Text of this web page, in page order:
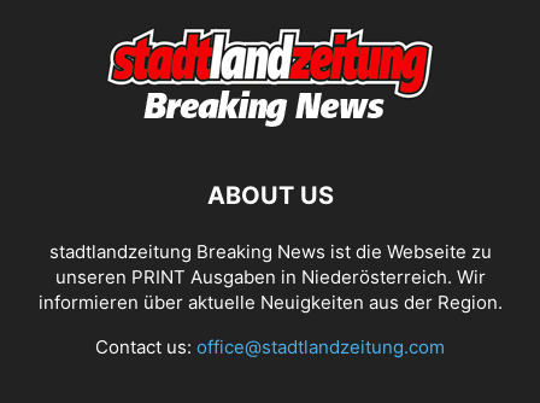
ABOUT US
stadtlandzeitung Breaking News ist die Webseite zu
unseren PRINT Ausgaben in Niederösterreich. Wir
informieren über aktuelle Neuigkeiten aus der Region.
Contact us: office@stadtlandzeitung.com